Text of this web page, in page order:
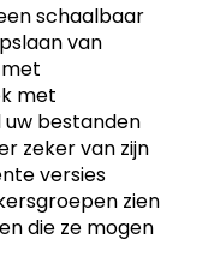
schaalbaar
van
met
uw bestanden
zeker van zijn
versies
zien
die ze mogen